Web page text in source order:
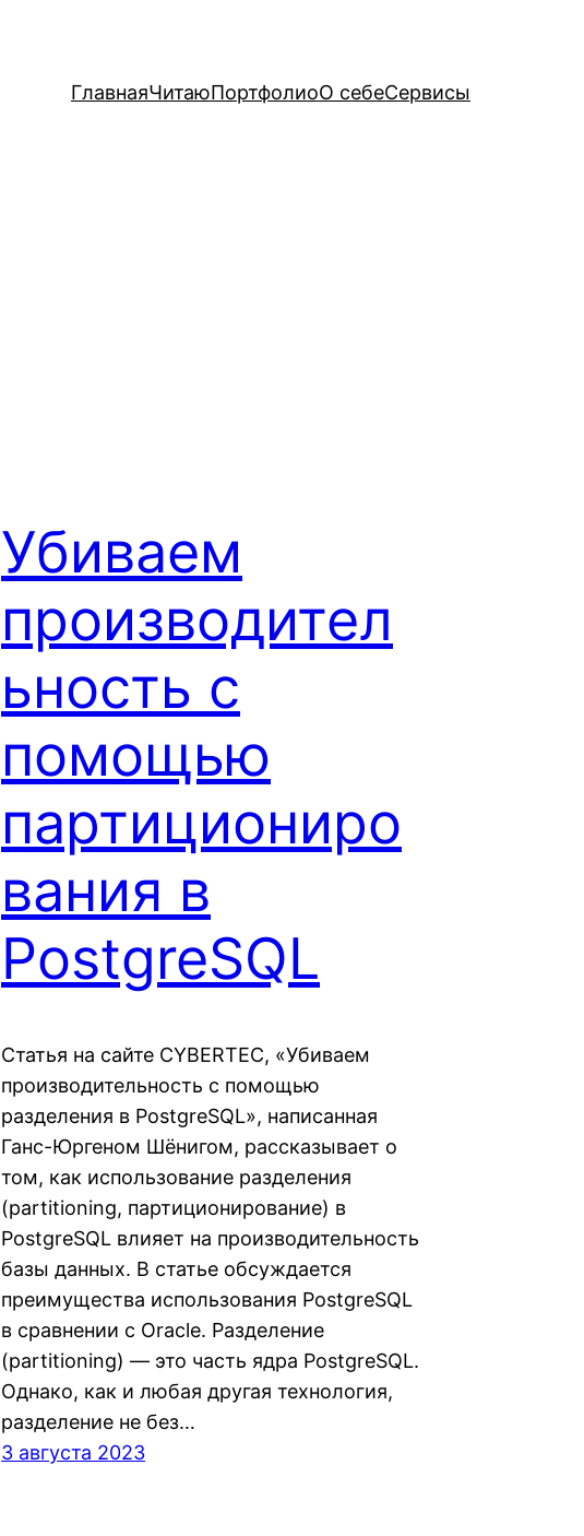
ГлавнаяЧитаюПортфолиоО себеСервисы
Убиваем
производител
ьность с
помощью
партициониро
вания в
PostgreSQL
Статья на сайте CYBERTEC, «Убиваем
производительность с помощью
разделения в PostgreSQL», написанная
Ганс-Юргеном Шёнигом, рассказывает о
том, как использование разделения
(partitioning, партиционирование) в
PostgreSQL влияет на производительность
базы данных. В статье обсуждается
преимущества использования PostgreSQL
в сравнении с Oracle. Разделение
(partitioning) — это часть ядра PostgreSQL.
Однако, как и любая другая технология,
разделение не без…
3 августа 2023